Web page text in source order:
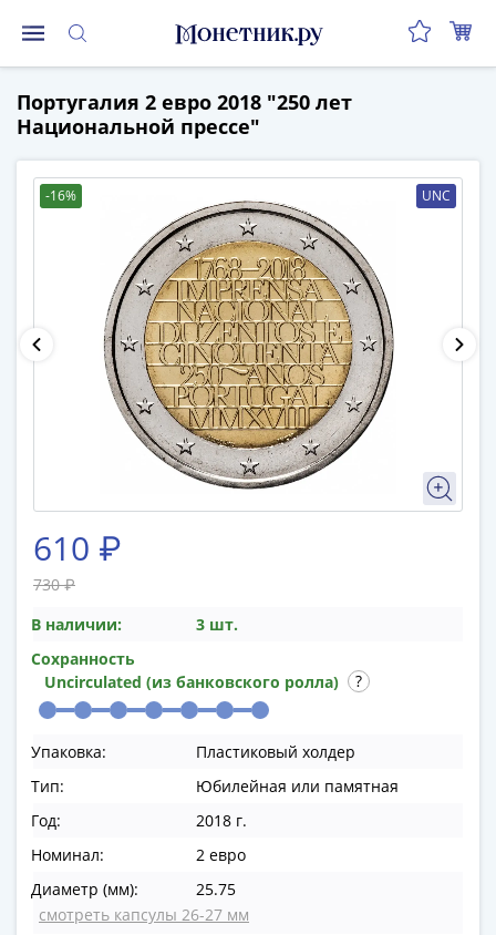
Монеты
Российской
Федерации
Регулярные
выпуски
после
памятные
Биметаллические
(10р)
аналогичные
(10р)
Победы
Победы
ВОВ
Португалия 2 евро 2018 "250 лет
Национальной прессе"
-16% UNC
610 ₽
730 ₽
В наличии:
3 шт.
Сохранность
Uncirculated (из банковского ролла)
Упаковка:
Пластиковый холдер
Тип:
Юбилейная или памятная
Год:
2018 г.
Номинал:
2 евро
Диаметр (мм):
25.75
смотреть капсулы 26-27 мм